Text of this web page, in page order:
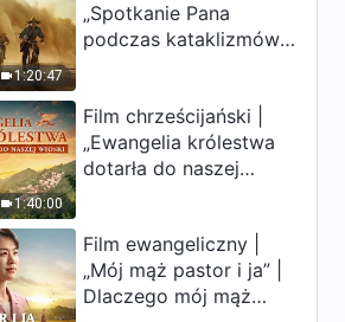
Słowo Boże | „Interpretacje
tajemnic Słowa Bożego dla
całego wszechświata
Rozdział 12”
Słowo Boże | „Interpretacje
tajemnic Słowa Bożego dla
całego wszechświata
Rozdział 16”
uderzają. Ludzkość
weszła w odliczanie.
1:20:47
„Spotkanie Pana
podczas kataklizmów”
krawędzi, dokąd
zmierza los ludzkości?
1:40:00
Film chrześcijański |
„Ewangelia królestwa
dotarła do naszej
Film ewangeliczny |
„Mój mąż pastor i ja” |
Dlaczego mój mąż